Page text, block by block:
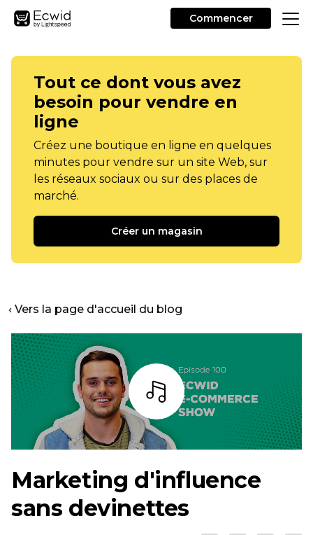
Commencer
Tout ce dont vous avez
besoin pour vendre en
ligne
Créez une boutique en ligne en quelques
minutes pour vendre sur un site Web, sur
les réseaux sociaux ou sur des places de
marché.
Créer un magasin
‹ Vers la page d'accueil du blog
Écoutez
Marketing d'influence
sans devinettes